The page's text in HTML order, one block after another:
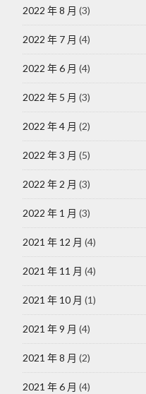
2022 年 8 月 (3)
2022 年 7 月 (4)
2022 年 6 月 (4)
2022 年 5 月 (3)
2022 年 4 月 (2)
2022 年 3 月 (5)
2022 年 2 月 (3)
2022 年 1 月 (3)
2021 年 12 月 (4)
2021 年 11 月 (4)
2021 年 10 月 (1)
2021 年 9 月 (4)
2021 年 8 月 (2)
2021 年 6 月 (4)